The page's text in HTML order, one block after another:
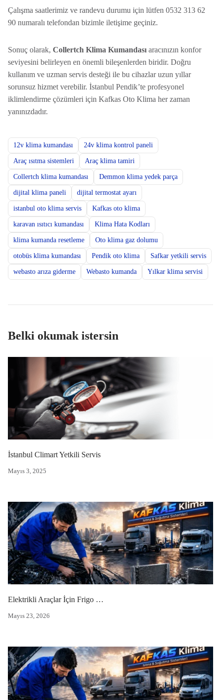
Çalışma saatlerimiz ve randevu durumu için lütfen 0532 313 62
90 numaralı telefondan bizimle iletişime geçiniz.
Sonuç olarak, Collertch Klima Kumandasıaracınızın konfor
seviyesini belirleyen en önemli bileşenlerden biridir. Doğru
kullanım ve uzman servis desteği ile bu cihazlar uzun yıllar
sorunsuz hizmet verebilir. İstanbul Pendik’te profesyonel
iklimlendirme çözümleri için Kafkas Oto Klima her zaman
yanınızdadır.
12v klima kumandası 24v klima kontrol paneli
Araç ısıtma sistemleri Araç klima tamiri
Collertch klima kumandası Demmon klima yedek parça
dijital klima paneli dijital termostat ayarı
istanbul oto klima servis Kafkas oto klima
karavan ısıtıcı kumandası Klima Hata Kodları
klima kumanda resetleme Oto klima gaz dolumu
otobüs klima kumandası Pendik oto klima Safkar yetkili servis
webasto arıza giderme Webasto kumanda Yılkar klima servisi
Belki okumak istersin
Mayıs 3, 2025
İstanbul Climart Yetkili Servis
Mayıs 23, 2026
Elektrikli Araçlar İçin Frigo Soğutucu